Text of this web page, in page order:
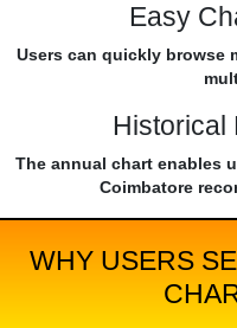
Easy
Users can quickly browse
Historical
The annual chart enables
Coimbatore
WHY USERS